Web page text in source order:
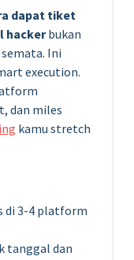
dapat tiket
hackerbukan
Ini
execution.
dan miles
kamu stretch
di 3-4 platform
tanggal dan